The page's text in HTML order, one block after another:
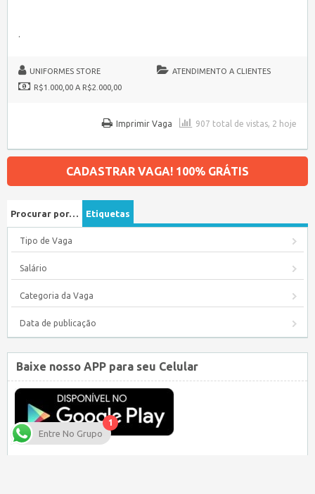
.
UNIFORMES STORE
ATENDIMENTO A CLIENTES
R$1.000,00 A R$2.000,00
907 total de vistas, 2 hoje
Imprimir Vaga
CADASTRAR VAGA! 100% GRÁTIS
Procurar por… Etiquetas
Tipo de Vaga
Salário
Categoria da Vaga
Data de publicação
Baixe nosso APP para seu Celular
1
Entre No Grupo